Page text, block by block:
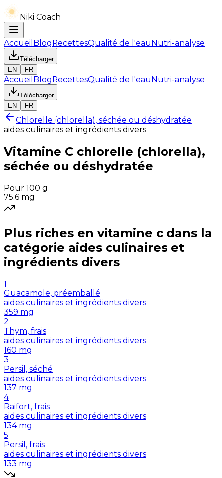
Niki Coach
Accueil BlogRecettesQualité de l'eauNutri-analyse
Télécharger
EN
FR
Accueil BlogRecettesQualité de l'eauNutri-analyse
Télécharger
EN
FR
Chlorelle (chlorella), séchée ou déshydratée
aides culinaires et ingrédients divers
Vitamine C chlorelle (chlorella),
séchée ou déshydratée
Pour 100 g
75.6 mg
Plus riches en vitamine c dans la
catégorie aides culinaires et
ingrédients divers
1
Guacamole, préemballé
aides culinaires et ingrédients divers
359 mg
2
Thym, frais
aides culinaires et ingrédients divers
160 mg
3
Persil, séché
aides culinaires et ingrédients divers
137 mg
4
Raifort, frais
aides culinaires et ingrédients divers
134 mg
5
Persil, frais
aides culinaires et ingrédients divers
133 mg